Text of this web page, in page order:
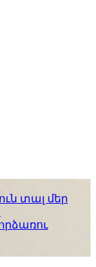
տալ մեր